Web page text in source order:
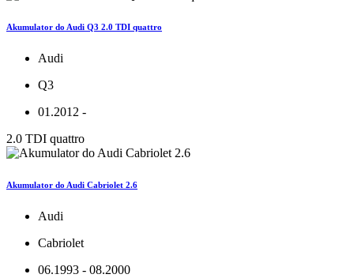
Akumulator do Audi Q3 2.0 TDI quattro
Audi
Q3
01.2012 -
2.0 TDI quattro
Akumulator do Audi Cabriolet 2.6
Audi
Cabriolet
06.1993 - 08.2000